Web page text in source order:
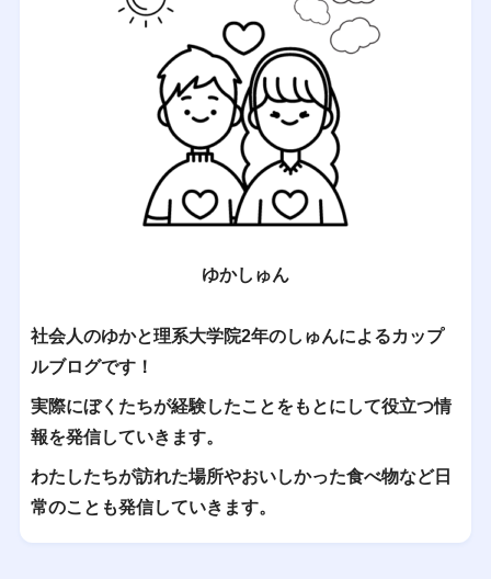
ゆかしゅん
社会人のゆかと理系大学院2年のしゅんによるカップ
ルブログです！
実際にぼくたちが経験したことをもとにして役立つ情
報を発信していきます。
わたしたちが訪れた場所やおいしかった食べ物など日
常のことも発信していきます。